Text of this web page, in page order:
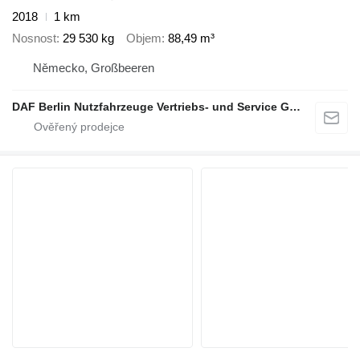
2018
1 km
Nosnost 29 530 kg Objem 88,49 m³
Německo, Großbeeren
DAF Berlin Nutzfahrzeuge Vertriebs- und Service GmbH